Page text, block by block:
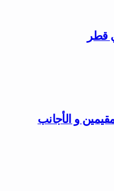
قطر
و الأجانب